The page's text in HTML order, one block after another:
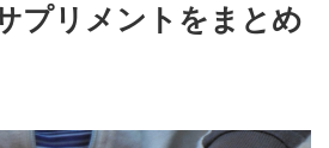
プリメントをまとめ